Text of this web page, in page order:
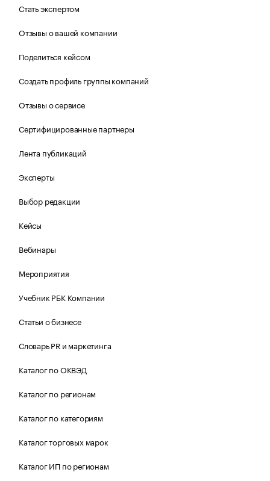
Стать экспертом
Отзывы о вашей компании
Поделиться кейсом
Создать профиль группы компаний
Отзывы о сервисе
Сертифицированные партнеры
Лента публикаций
Эксперты
Выбор редакции
Кейсы
Вебинары
Мероприятия
Учебник РБК Компании
Статьи о бизнесе
Словарь PR и маркетинга
Каталог по ОКВЭД
Каталог по регионам
Каталог по категориям
Каталог торговых марок
Каталог ИП по регионам